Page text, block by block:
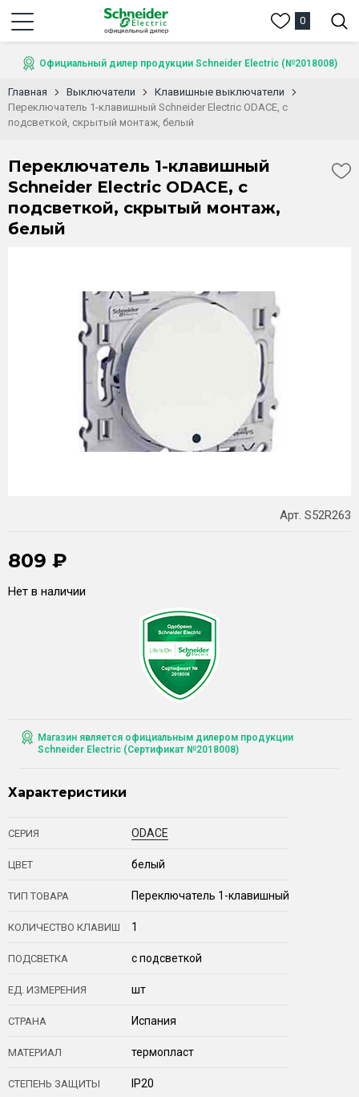
0
Официальный дилер продукции Schneider Electric (№2018008)
Главная Выключатели
Клавишные выключатели
Переключатель 1-клавишный Schneider Electric ODACE, с
подсветкой, скрытый монтаж, белый
Переключатель 1-клавишный
Schneider Electric ODACE, с
подсветкой, скрытый монтаж,
белый
Арт. S52R263
809 ₽
Нет в наличии
Магазин является официальным дилером продукции
Schneider Electric (Сертификат №2018008)
Характеристики
СЕРИЯ ODACE
ЦВЕТ белый
ТИП ТОВАРА Переключатель 1-клавишный
КОЛИЧЕСТВО КЛАВИШ 1
ПОДСВЕТКА с подсветкой
ЕД. ИЗМЕРЕНИЯ шт
СТРАНА Испания
МАТЕРИАЛ термопласт
СТЕПЕНЬ ЗАЩИТЫ IP20